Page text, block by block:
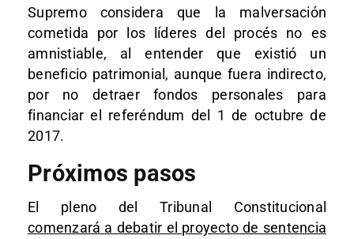
Supremo considera que la malversación
cometida por los líderes del procés no es
amnistiable, al entender que existió un
beneficio patrimonial, aunque fuera indirecto,
por no detraer fondos personales para
financiar el referéndum del 1 de octubre de
2017.
Próximos pasos
El pleno del Tribunal Constitucional
comenzará a debatir el proyecto de sentencia